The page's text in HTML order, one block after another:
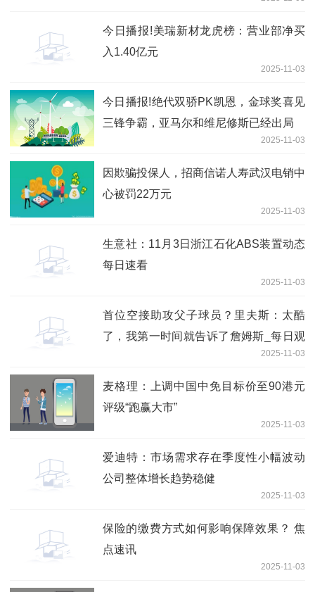
今日播报!美瑞新材龙虎榜：营业部净买
入1.40亿元
2025-11-03
今日播报!绝代双骄PK凯恩，金球奖喜见
三锋争霸，亚马尔和维尼修斯已经出局
2025-11-03
因欺骗投保人，招商信诺人寿武汉电销中
心被罚22万元
2025-11-03
生意社：11月3日浙江石化ABS装置动态
每日速看
2025-11-03
首位空接助攻父子球员？里夫斯：太酷
了，我第一时间就告诉了詹姆斯_每日观
2025-11-03
麦格理：上调中国中免目标价至90港元
评级“跑赢大市”
2025-11-03
爱迪特：市场需求存在季度性小幅波动
公司整体增长趋势稳健
2025-11-03
保险的缴费方式如何影响保障效果？ 焦
点速讯
2025-11-03